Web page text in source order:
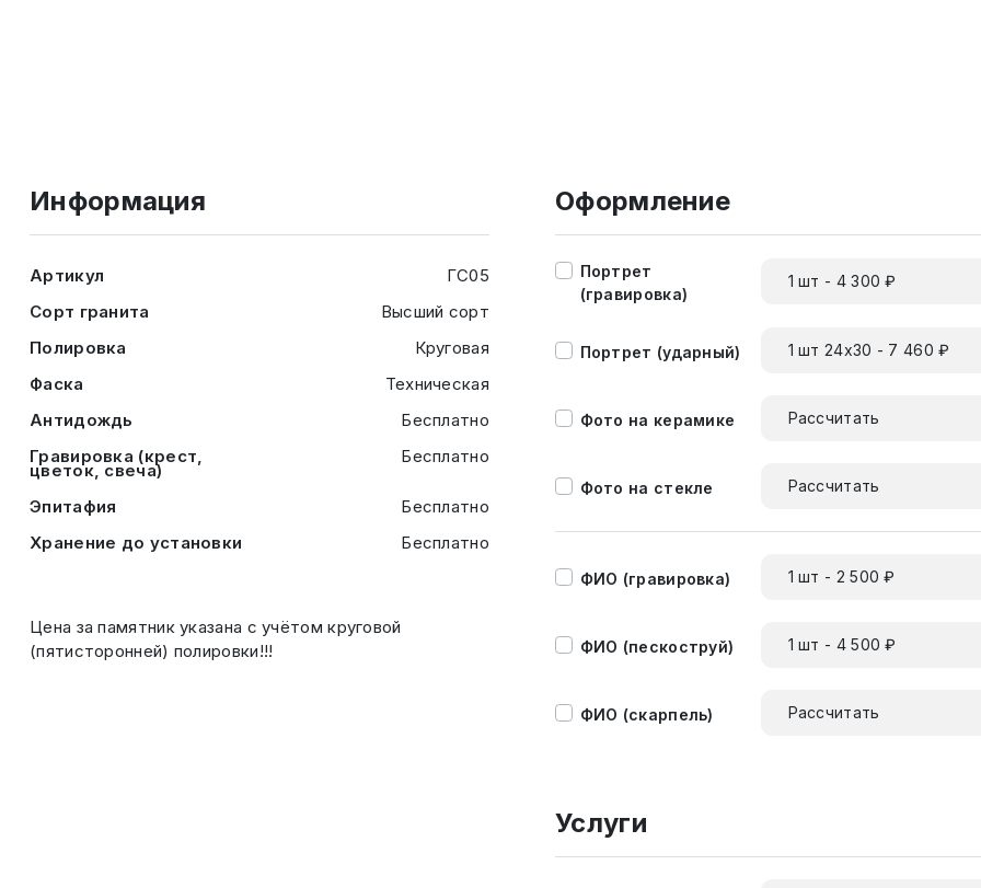
Информация
Артикул
ГС05
Сорт гранита
Высший сорт
Полировка
Круговая
Фаска
Техническая
Антидождь
Бесплатно
Гравировка (крест,
цветок, свеча)
Бесплатно
Эпитафия
Бесплатно
Хранение до установки
Бесплатно
Цена за памятник указана с учётом круговой
(пятисторонней) полировки!!!
Оформление
Портрет
(гравировка)
1 шт - 4 300 ₽
Портрет (ударный) 1 шт 24х30 - 7 460 ₽
Фото на керамике Рассчитать
Фото на стекле Рассчитать
ФИО (гравировка) 1 шт - 2 500 ₽
ФИО (пескоструй) 1 шт - 4 500 ₽
ФИО (скарпель) Рассчитать
Услуги